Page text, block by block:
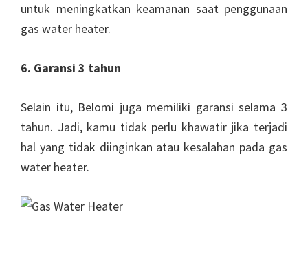
untuk meningkatkan keamanan saat penggunaan
gas water heater.
6. Garansi 3 tahun
Selain itu, Belomi juga memiliki garansi selama 3
tahun. Jadi, kamu tidak perlu khawatir jika terjadi
hal yang tidak diinginkan atau kesalahan pada gas
water heater.